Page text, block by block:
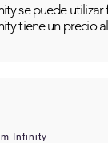
se puede
tiene un precio
Infinity